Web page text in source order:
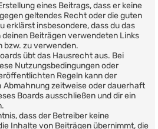
eines Beitrags, dass er keine
geltendes Recht oder die guten
erklärst insbesondere, dass du das
deinen Beiträgen verwendeten Links
bzw. zu verwenden.
übt das Hausrecht aus. Bei
Nutzungsbedingungen oder
Regeln kann der
Abmahnung zeitweise oder dauerhaft
Boards ausschließen und dir ein
dass der Betreiber keine
Inhalte von Beiträgen übernimmt, die